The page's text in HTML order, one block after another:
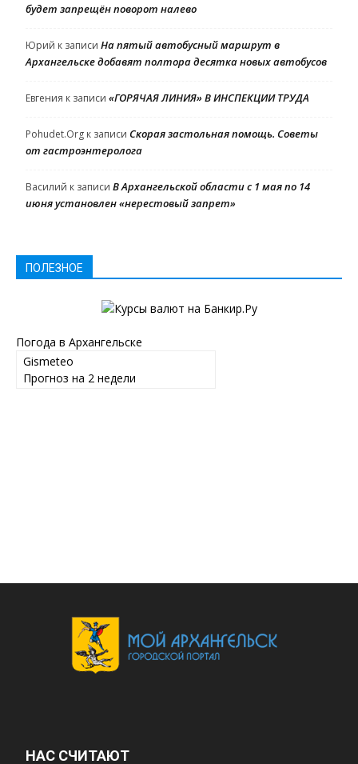
будет запрещён поворот налево
Юрий к записи На пятый автобусный маршрут в
Архангельске добавят полтора десятка новых автобусов
Евгения к записи «ГОРЯЧАЯ ЛИНИЯ» В ИНСПЕКЦИИ ТРУДА
Pohudet.Org к записи Скорая застольная помощь. Советы
от гастроэнтеролога
Василий к записи В Архангельской области с 1 мая по 14
июня установлен «нерестовый запрет»
ПОЛЕЗНОЕ
Погода в Архангельске
Gismeteo
Прогноз на 2 недели
НАС СЧИТАЮТ